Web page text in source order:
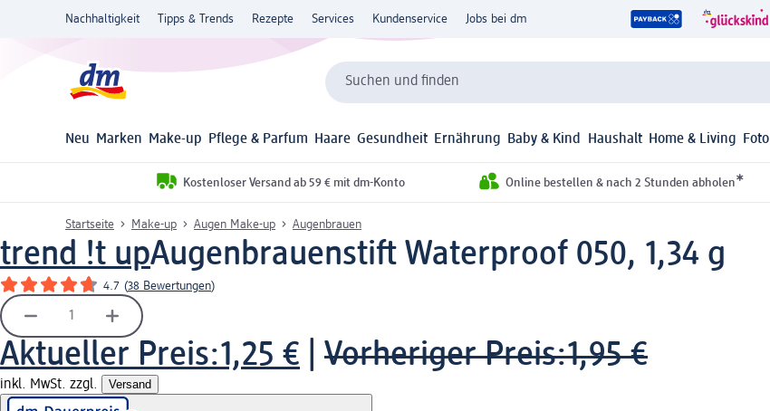
Nachhaltigkeit Tipps & Trends Rezepte Services Kundenservice Jobs bei dm
Suchen und finden
Neu Marken Make-up Pflege & Parfum Haare Gesundheit Ernährung Baby & Kind Haushalt Home & Living Foto
Kostenloser Versand ab 59 € mit dm-Konto Online bestellen & nach 2 Stunden abholen*
Startseite Make-up Augen Make-up Augenbrauen
trend !t upAugenbrauenstift Waterproof 050, 1,34 g
4.7 (38 Bewertungen)
Aktueller Preis:1,25 € Vorheriger Preis:1,95 €
inkl. MwSt. zzgl. Versand